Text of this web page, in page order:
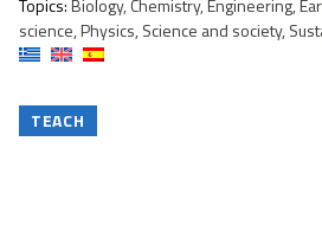
Topics: Biology, Chemistry, Engineering,
science, Physics, Science and society,
TEACH